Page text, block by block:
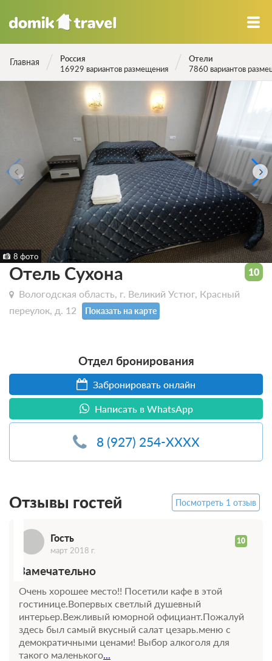
Главная
Россия
16929 вариантов размещения
Отели
7860 вариантов
8 фото
Отель Сухона
Вологодская область, г. Великий Устюг, Красный
переулок, д. 12
Показать на карте
Отдел бронирования
Забронировать онлайн
Написать в WhatsApp
8 (927) 254-XXXX
10
Отзывы гостей Посмотреть 1 отзыв
ГГость 10
март 2018 г.
Замечательно
Очень хорошее место!! Посетили кафе в этой
гостинице.Вопервых светлый душевный
интерьер.Вежливый юморной официант.Пожалуй
здесь был самый вкусный салат цезарь.меню с
демократичными ценами! Выбор алкоголя для
такого маленького...